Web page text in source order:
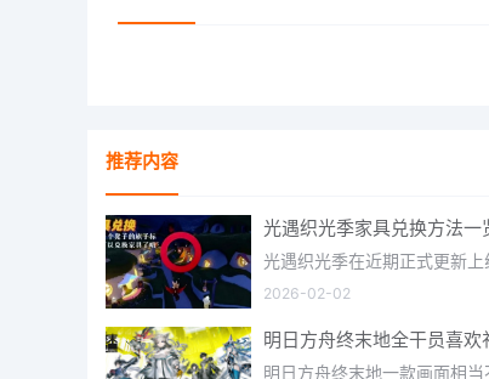
推荐内容
光遇织光季家具兑换方法一
2026-02-02
明日方舟终末地全干员喜欢